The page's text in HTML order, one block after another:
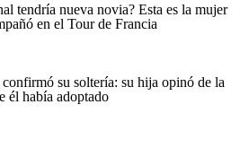
tendría nueva novia? Esta es la mujer
en el Tour de Francia
su soltería: su hija opinó de la
él había adoptado